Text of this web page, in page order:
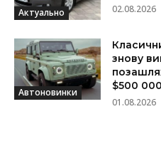
Актуально 02.08.2026
Автоновинки
знову
$500 000
01.08.2026